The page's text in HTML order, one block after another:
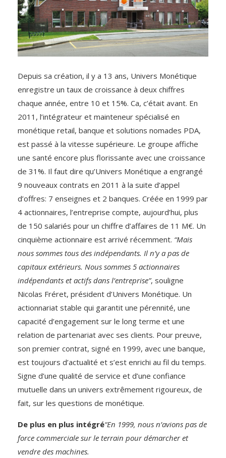
Depuis sa création, il y a 13 ans, Univers Monétique
enregistre un taux de croissance à deux chiffres
chaque année, entre 10 et 15%. Ca, c’était avant. En
2011, l’intégrateur et mainteneur spécialisé en
monétique retail, banque et solutions nomades PDA,
est passé à la vitesse supérieure. Le groupe affiche
une santé encore plus florissante avec une croissance
de 31%. Il faut dire qu’Univers Monétique a engrangé
9 nouveaux contrats en 2011 à la suite d’appel
d’offres: 7 enseignes et 2 banques. Créée en 1999 par
4 actionnaires, l’entreprise compte, aujourd’hui, plus
de 150 salariés pour un chiffre d’affaires de 11 M€. Un
cinquième actionnaire est arrivé récemment. “Mais
nous sommes tous des indépendants. Il n’y a pas de
capitaux extérieurs. Nous sommes 5 actionnaires
indépendants et actifs dans l’entreprise”, souligne
Nicolas Fréret, président d’Univers Monétique. Un
actionnariat stable qui garantit une pérennité, une
capacité d’engagement sur le long terme et une
relation de partenariat avec ses clients. Pour preuve,
son premier contrat, signé en 1999, avec une banque,
est toujours d’actualité et s’est enrichi au fil du temps.
Signe d’une qualité de service et d’une confiance
mutuelle dans un univers extrêmement rigoureux, de
fait, sur les questions de monétique.
De plus en plus intégré“En 1999, nous n’avions pas de
force commerciale sur le terrain pour démarcher et
vendre des machines.